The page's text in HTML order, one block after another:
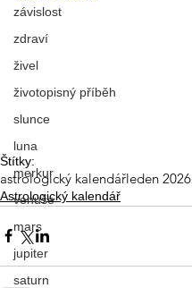
závislost
zdraví
živel
životopisný příběh
slunce
luna
merkur
venuše
mars
jupiter
saturn
Štítky:
astrologický kalendářleden 2026
Astrologický kalendář